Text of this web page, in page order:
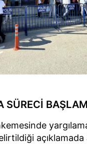
SÜRECİ
açıklamada